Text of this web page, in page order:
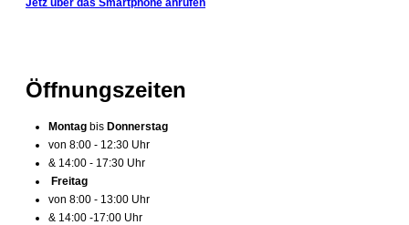
Jetz über das Smartphone anrufen
Öffnungszeiten
Montag bis Donnerstag
von 8:00 - 12:30 Uhr
& 14:00 - 17:30 Uhr
Freitag
von 8:00 - 13:00 Uhr
& 14:00 -17:00 Uhr